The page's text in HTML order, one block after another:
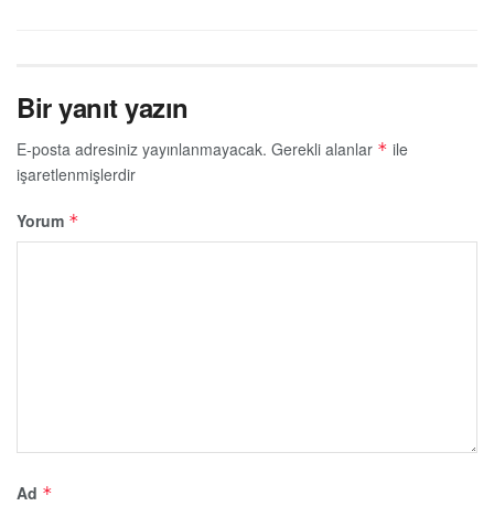
Bir yanıt yazın
E-posta adresiniz yayınlanmayacak. Gerekli alanlar * ile
işaretlenmişlerdir
Yorum *
Ad *